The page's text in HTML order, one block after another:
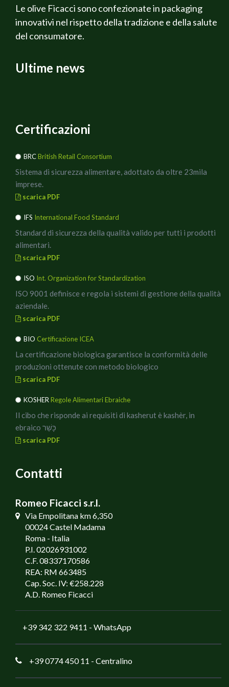
Le olive Ficacci sono confezionate in packaging
innovativi nel rispetto della tradizione e della salute
del consumatore.
Ultime news
Certificazioni
BRCBritish Retail Consortium
Sistema di sicurezza alimentare, adottato da oltre 23mila
imprese.
scarica PDF
IFS International Food Standard
Standard di sicurezza della qualità valido per tutti i prodotti
alimentari.
scarica PDF
ISO Int. Organization for Standardization
ISO 9001 definisce e regola i sistemi di gestione della qualità
aziendale.
scarica PDF
BIO Certificazione ICEA
La certificazione biologica garantisce la conformità delle
produzioni ottenute con metodo biologico
scarica PDF
KOSHER Regole Alimentari Ebraiche
Il cibo che risponde ai requisiti di kasherut è kashèr, in
ebraico כָּשֵׁר
scarica PDF
Contatti
Romeo Ficacci s.r.l.
Via Empolitana km 6,350
00024 Castel Madama
Roma - Italia
P.I. 02026931002
C.F. 08337170586
REA: RM 663485
Cap. Soc. IV: €258.228
A.D. Romeo Ficacci
+39 342 322 9411 - WhatsApp
+39 0774 450 11 - Centralino